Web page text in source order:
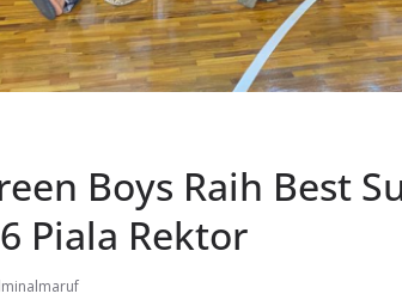
Boys Raih Best
Piala Rektor